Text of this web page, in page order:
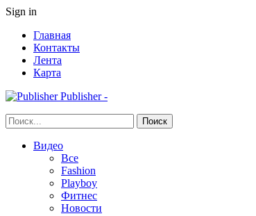
Sign in
Главная
Контакты
Лента
Карта
Publisher -
Видео
Все
Fashion
Playboy
Фитнес
Новости